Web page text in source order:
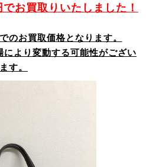
お買取りいたしました！
のお買取価格となります。
より変動する可能性がござい
ます。